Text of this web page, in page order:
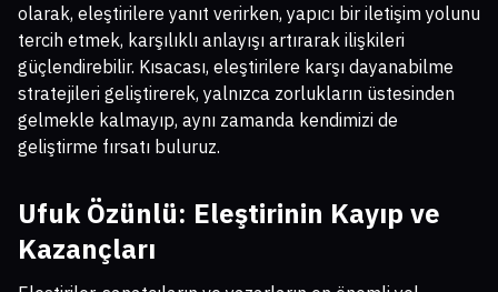
olarak, eleştirilere yanıt verirken, yapıcı bir iletişim yolunu
tercih etmek, karşılıklı anlayışı artırarak ilişkileri
güçlendirebilir. Kısacası, eleştirilere karşı dayanabilme
stratejileri geliştirerek, yalnızca zorlukların üstesinden
gelmekle kalmayıp, aynı zamanda kendimizi de
geliştirme fırsatı buluruz.
Ufuk Özünlü: Eleştirinin Kayıp ve
Kazançları